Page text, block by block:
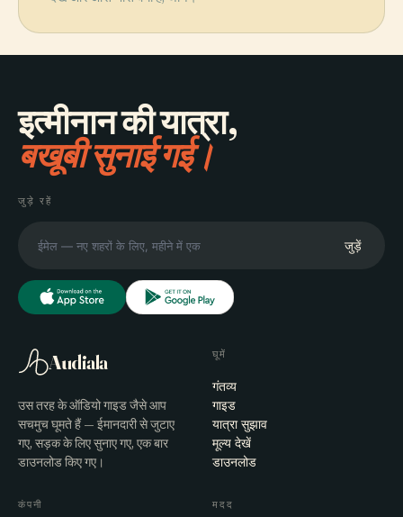
इत्मीनान की यात्रा,
बखूबी सुनाई गई।
जुड़े रहें
जुड़ें
Audiala
उस तरह के ऑडियो गाइड जैसे आप
सचमुच घूमते हैं — ईमानदारी से जुटाए
गए, सड़क के लिए सुनाए गए, एक बार
डाउनलोड किए गए।
घूमें
गंतव्य
गाइड
यात्रा सुझाव
मूल्य देखें
डाउनलोड
कंपनी मदद